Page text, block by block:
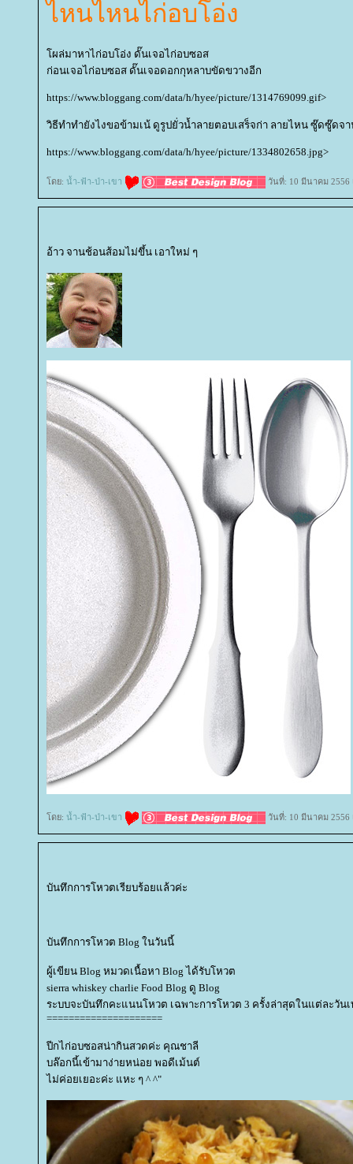
ไหนไหนไก่อบโอ่ง
ผล่มาหาไก่อบโอ่ง ดั๊นเจอไก่อบซอส
ก่อนเจอไก่อบซอส ดั๊นเจอดอกกุหลาบขัดขวางอีก
https://www.bloggang.com/data/h/hyee/picture/1314769099.gif>
วิธีทำทำยังไงขอข้ามเน้ ดูรูปยั่วน้ำลายตอบเสร็จก่า ลายไหน ซู๊ดซู๊ด
https://www.bloggang.com/data/h/hyee/picture/1334802658.jpg>
ดย: น้ำ-ฟ้า-ป่า-เขา วันที่: 10 มีนาคม 2556
อ้าว จานช้อนส้อมไม่ขึ้น เอาใหม่ ๆ
ดย: น้ำ-ฟ้า-ป่า-เขา วันที่: 10 มีนาคม 2556
บันทึกการโหวตเรียบร้อยแล้วค่ะ
บันทึกการโหวต Blog ในวันนี้
ผู้เขียน Blog หมวดเนื้อหา Blog ได้รับโหวต
sierra whiskey charlie Food Blog ดู Blog
ระบบจะบันทึกคะแนนโหวต เฉพาะการโหวต 3 ครั้งล่าสุดในแต่ละวัน
=====================
ปีกไก่อบซอสน่ากินสวดค่ะ คุณชาลี
บล๊อกนี้เข้ามาง่ายหน่อย พอดีเม้นต์
ไม่ค่อยเยอะค่ะ แหะ ๆ ^ ^"